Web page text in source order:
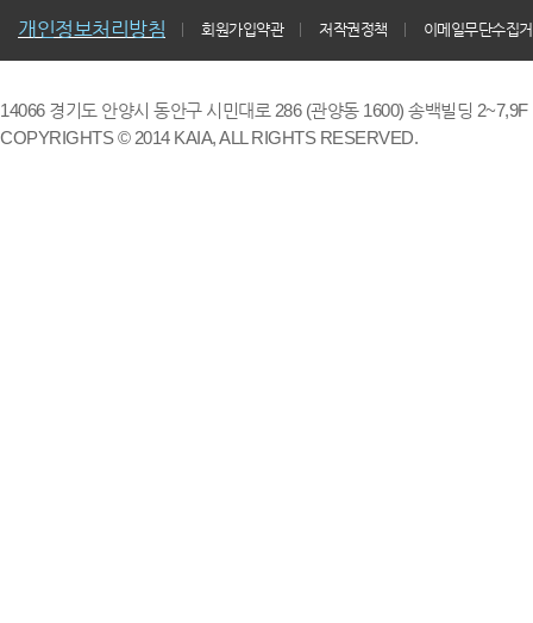
개인정보처리방침 회원가입약관 저작권정책 이메일무단수집
14066 경기도 안양시 동안구 시민대로 286 (관양동 1600) 송백빌딩
COPYRIGHTS © 2014 KAIA, ALL RIGHTS RESERVED.